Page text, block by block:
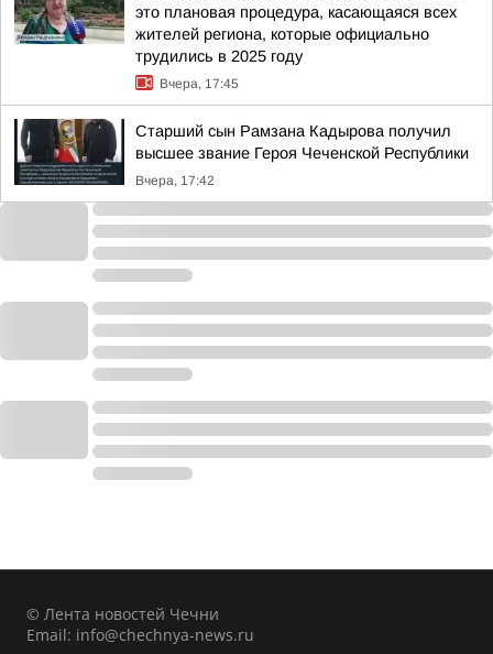
это плановая процедура, касающаяся всех
жителей региона, которые официально
трудились в 2025 году
Вчера, 17:45
Старший сын Рамзана Кадырова получил
высшее звание Героя Чеченской Республики
Вчера, 17:42
© Лента новостей Чечни
Email: info@chechnya-news.ru